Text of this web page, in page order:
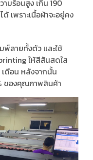
มร้อนสูง เกิน 190
เพราะเนื้อผ้าจะอยู่คง
ลายทั้งตัว และใช้
ให้สีสันสดใส
ดือน หลังจากนั้น
ของคุณภาพสินค้า